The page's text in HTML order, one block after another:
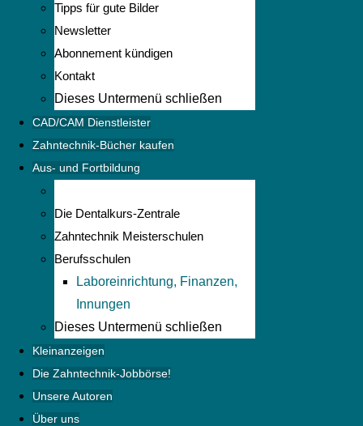
Tipps für gute Bilder
Newsletter
Abonnement kündigen
Kontakt
Dieses Untermenü schließen
CAD/CAM Dienstleister
Zahntechnik-Bücher kaufen
Aus- und Fortbildung
Die Dentalkurs-Zentrale
Zahntechnik Meisterschulen
Berufsschulen
Laboreinrichtung, Finanzen,
Innungen
Dieses Untermenü schließen
Kleinanzeigen
Die Zahntechnik-Jobbörse!
Unsere Autoren
Über uns